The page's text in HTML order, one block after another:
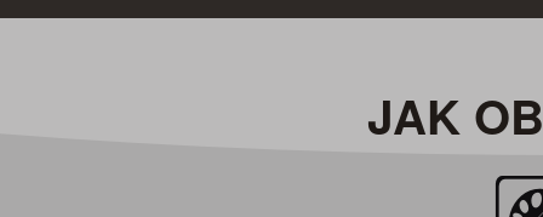
JAK